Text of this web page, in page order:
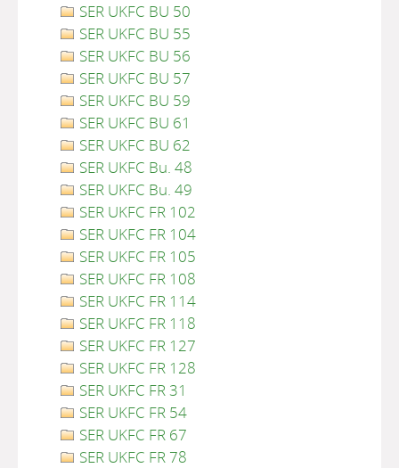
SER UKFC BU 50
SER UKFC BU 55
SER UKFC BU 56
SER UKFC BU 57
SER UKFC BU 59
SER UKFC BU 61
SER UKFC BU 62
SER UKFC Bu. 48
SER UKFC Bu. 49
SER UKFC FR 102
SER UKFC FR 104
SER UKFC FR 105
SER UKFC FR 108
SER UKFC FR 114
SER UKFC FR 118
SER UKFC FR 127
SER UKFC FR 128
SER UKFC FR 31
SER UKFC FR 54
SER UKFC FR 67
SER UKFC FR 78